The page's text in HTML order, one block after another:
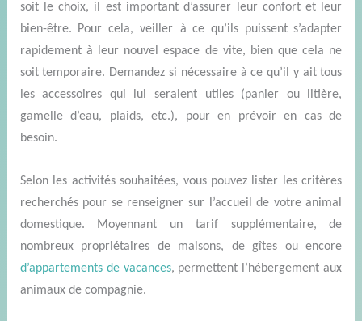
soit le choix, il est important d’assurer leur confort et leur
bien-être.
Pour cela, veiller à ce qu’ilspuissent s’adapter
rapidement à
leurnouvel espace de vite, bien que cela ne
soit temporaire. Demandez si nécessaireà ce qu’il y ait tous
les accessoires qui lui seraient utiles (panier ou litière,
gamelle d’eau, plaids, etc.), pour en prévoir en cas de
besoin.
Selon les activités souhaitées, vous pouvez
lister les critères
recherchés pour se renseigner sur
l’accueil de votre animal
domestique.
Moyennant un tarif supplémentaire, de
nombreux propriétaires de maisons, de gîtes ou encore
d’appartements de vacances, permettent l’hébergement aux
animaux de compagnie.